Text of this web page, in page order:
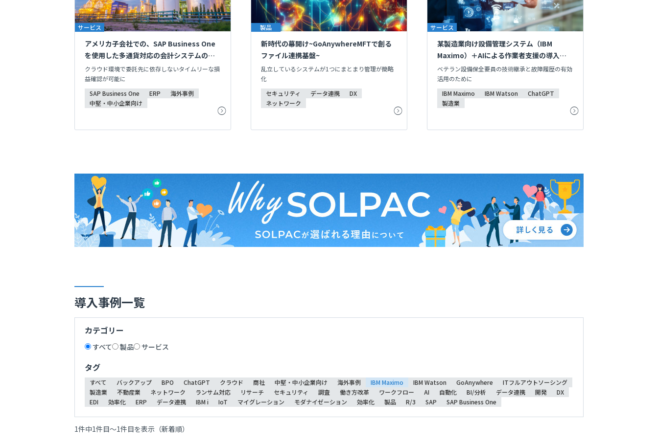
サービス
アメリカ子会社での、SAP Business One
を使用した多通貨対応の会計システムの開
発・導入
クラウド環境で委託先に依存しないタイムリーな損
益確認が可能に
SAP Business One
ERP
海外事例
中堅・中小企業向け
製品
新時代の幕開け~GoAnywhereMFTで創る
ファイル連携基盤~
乱立しているシステムが1つにまとまり管理が簡略
化
セキュリティ
データ連携
DX
ネットワーク
サービス
某製造業向け設備管理システム（IBM
Maximo）＋AIによる作業者支援の導入・保
守
ベテラン設備保全要員の技術継承と故障履歴の有効
活用のために
IBM Maximo
IBM Watson
ChatGPT
製造業
導入事例一覧
カテゴリー
すべて 製品 サービス
タグ
すべて バックアップ BPO ChatGPT クラウド 商社 中堅・中小企業向け 海外事例 IBM Maximo IBM Watson GoAnywhere
ITフルアウトソーシング
製造業
不動産業 ネットワーク ランサム対応 リサーチ セキュリティ 調査 働き方改革 ワークフロー AI 自動化 BI/分析 データ連携 開発
DX
EDI
効率化 ERP データ連携 IBM i IoT マイグレーション モダナイゼーション 効率化 製品 R/3 SAP SAP Business One
1件中1件目～1件目を表示（新着順）